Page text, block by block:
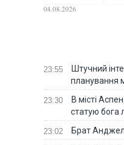
Бучанському районі
04.08.2026
23:55
Штучний
планування
23:30
В місті
статую бога
23:02 Брат